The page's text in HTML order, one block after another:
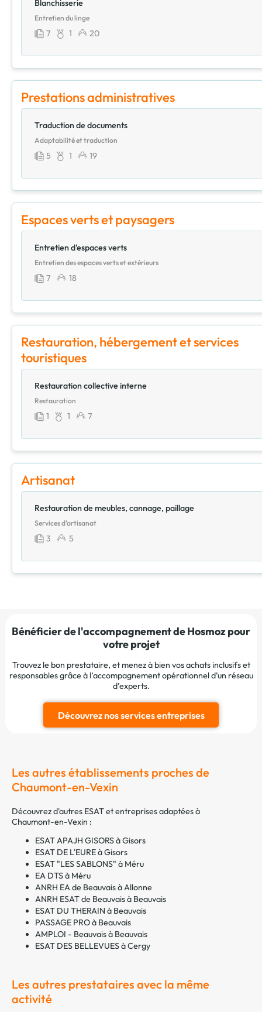
Blanchisserie
Entretien du linge
7 1 20
Prestations administratives
Traduction de documents
Adaptabilité et traduction
5 1 19
Espaces verts et paysagers
Entretien d'espaces verts
Entretien des espaces verts et extérieurs
7 18
Restauration, hébergement et services
touristiques
Restauration collective interne
Restauration
1 1 7
Artisanat
Restauration de meubles, cannage, paillage
Services d'artisanat
3 5
Bénéficier de l'accompagnement de Hosmoz pour
votre projet
Trouvez le bon prestataire, et menez à bien vos achats inclusifs et
responsables grâce à l’accompagnement opérationnel d’un réseau
d’experts.
Découvrez nos services entreprises
Les autres établissements proches de
Chaumont-en-Vexin
Découvrez d'autres ESAT et entreprises adaptées à
Chaumont-en-Vexin :
ESAT APAJH GISORS à Gisors
ESAT DE L'EURE à Gisors
ESAT "LES SABLONS" à Méru
EA DTS à Méru
ANRH EA de Beauvais à Allonne
ANRH ESAT de Beauvais à Beauvais
ESAT DU THERAIN à Beauvais
PASSAGE PRO à Beauvais
AMPLOI - Beauvais à Beauvais
ESAT DES BELLEVUES à Cergy
Les autres prestataires avec la même
activité